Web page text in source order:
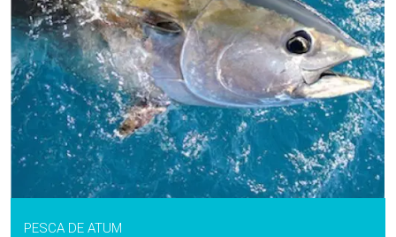
PESCA DE ATUM